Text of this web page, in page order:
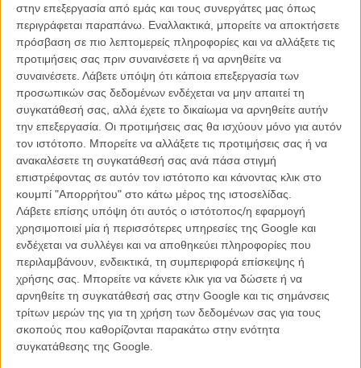
στην επεξεργασία από εμάς και τους συνεργάτες μας όπως
περιγράφεται παραπάνω. Εναλλακτικά, μπορείτε να αποκτήσετε
πρόσβαση σε πιο λεπτομερείς πληροφορίες και να αλλάξετε τις
προτιμήσεις σας πριν συναινέσετε ή να αρνηθείτε να
συναινέσετε. Λάβετε υπόψη ότι κάποια επεξεργασία των
προσωπικών σας δεδομένων ενδέχεται να μην απαιτεί τη
συγκατάθεσή σας, αλλά έχετε το δικαίωμα να αρνηθείτε αυτήν
την επεξεργασία. Οι προτιμήσεις σας θα ισχύουν μόνο για αυτόν
τον ιστότοπο. Μπορείτε να αλλάξετε τις προτιμήσεις σας ή να
ανακαλέσετε τη συγκατάθεσή σας ανά πάσα στιγμή
επιστρέφοντας σε αυτόν τον ιστότοπο και κάνοντας κλικ στο
κουμπί "Απορρήτου" στο κάτω μέρος της ιστοσελίδας.
Λάβετε επίσης υπόψη ότι αυτός ο ιστότοπος/η εφαρμογή
χρησιμοποιεί μία ή περισσότερες υπηρεσίες της Google και
ενδέχεται να συλλέγει και να αποθηκεύει πληροφορίες που
περιλαμβάνουν, ενδεικτικά, τη συμπεριφορά επίσκεψης ή
χρήσης σας. Μπορείτε να κάνετε κλικ για να δώσετε ή να
αρνηθείτε τη συγκατάθεσή σας στην Google και τις σημάνσεις
τρίτων μερών της για τη χρήση των δεδομένων σας για τους
σκοπούς που καθορίζονται παρακάτω στην ενότητα
συγκατάθεσης της Google.
Ο Μάικ Μιλς («Οι Πρωτάρηδες», «Thumbsucker») επιστρέφει με μία
αυτοβιογραφική ταινία - ένα ερωτικό γράμμα στη δική του μποέμικη
ανατροφή από καταπληκτικές γυναίκες. Ο τόνος, το ύφος, οι δομές
του σεναρίου (το οποίο βρέθηκε στην οσκαρική πεντάδα φέτος)
θυμίζουν τους υπέροχους «Πρωτάρηδες»: την ιστορία αφηγούνται
μέσα από το δικό τους βλέμμα τόσο ο Τζέιμι όσο και η Ντοροθία,
φλασιές ιστορικοπολιτικών γεγονότων μάς δίνουν το στίγμα της
δεκαετίας, κι όλα τα υπόλοιπα γεμίζουν το οξυγόνο της ταινίας από
ανθρώπινες στιγμές, μικρά «τίποτα», αμηχανίες, διαλόγους, χορούς,
γεύματα, τσιγάρα, φιλιά - κομμάτια ενός vintage παζλ
κινηματογραφημένα με εκκεντρική ειλικρίνεια και γλυκόπικρη
νοσταλγία και αγάπη.
Αγαπά πολύ τις γυναίκες του ο Μιλς. Μπορεί ο πιτσιρικάς ήρωάς
του να υπονοεί, ή και να παραδέχεται ανοιχτά, ότι θα ήθελε μία πιο
νορμάλ ενηλικίωση, όμως ο ενήλικος σκηνοθέτης τώρα καταλαβαίνει
και συγχωρεί και εκτιμά και δε θα άλλαζε τίποτα από την
εναλλακτική του οικογένεια. Για αυτό και λούζει την Ντοροθία με ένα
αποκαλυπτικό μεν (δεν παύει να είναι μια μεσήλικη μάνα που
ανησυχεί), αλλά ζεστό φως. Πόσο μπροστά ήταν στο να τον θέλει
αυτόνομο, με δικό του τραπεζικό λογαριασμό και δική του άποψη